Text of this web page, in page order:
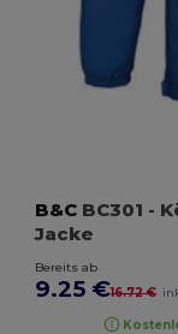
B&C BC301 -
Jacke
Bereits ab
9.25 €16.72 €